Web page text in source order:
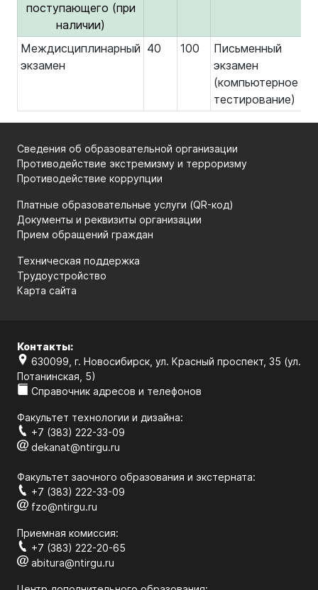
поступающего (при
наличии)
Междисциплинарный
экзамен
40 100
Письменный
экзамен
(компьютерное
тестирование)
Сведения об образовательной организации
Противодействие экстремизму и терроризму
Противодействие коррупции
Платные образовательные услуги (QR-код)
Документы и реквизиты организации
Прием обращений граждан
Техническая поддержка
Трудоустройство
Карта сайта
Контакты:
630099, г. Новосибирск, ул. Красный проспект, 35 (ул.
Потанинская, 5)
Справочник адресов и телефонов
Факультет технологии и дизайна:
+7 (383) 222-33-09
dekanat@ntirgu.ru
Факультет заочного образования и экстерната:
+7 (383) 222-33-09
fzo@ntirgu.ru
Приемная комиссия:
+7 (383) 222-20-65
abitura@ntirgu.ru